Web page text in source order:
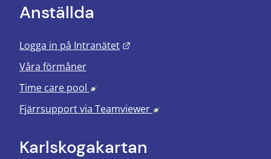
Anställda
Logga in på Intranätet
Våra förmåner
Time care pool
Länk till annan webbplats, öppnas i
Fjärrsupport via Teamviewer Länk till annan
Karlskoga­kartan